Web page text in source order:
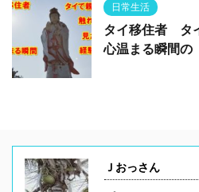
日常生活
タイ移住者 タ
心温まる瞬間の
Ｊおっさん